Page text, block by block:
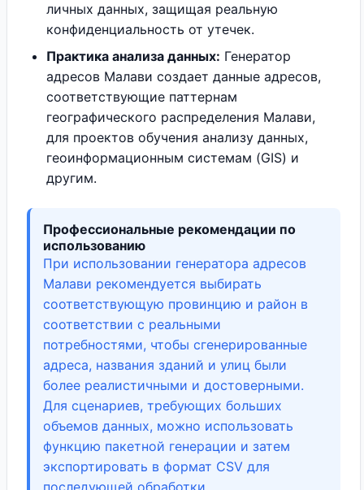
личных данных, защищая реальную
конфиденциальность от утечек.
Практика анализа данных: Генератор
адресов Малави создает данные адресов,
соответствующие паттернам
географического распределения Малави,
для проектов обучения анализу данных,
геоинформационным системам (GIS) и
другим.
Профессиональные рекомендации по
использованию
При использовании генератора адресов
Малави рекомендуется выбирать
соответствующую провинцию и район в
соответствии с реальными
потребностями, чтобы сгенерированные
адреса, названия зданий и улиц были
более реалистичными и достоверными.
Для сценариев, требующих больших
объемов данных, можно использовать
функцию пакетной генерации и затем
экспортировать в формат CSV для
последующей обработки.